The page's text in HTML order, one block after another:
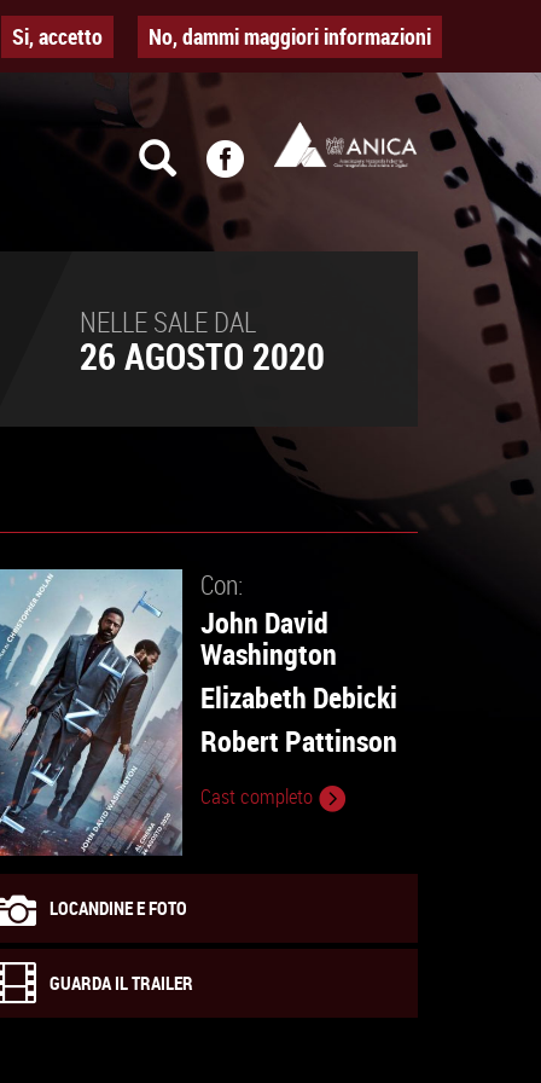
Si, accetto No, dammi maggiori informazioni
NELLE SALE DAL
26 AGOSTO 2020
Con:
John David
Washington
Elizabeth Debicki
Robert Pattinson
Cast completo
LOCANDINE E FOTO
GUARDA IL TRAILER